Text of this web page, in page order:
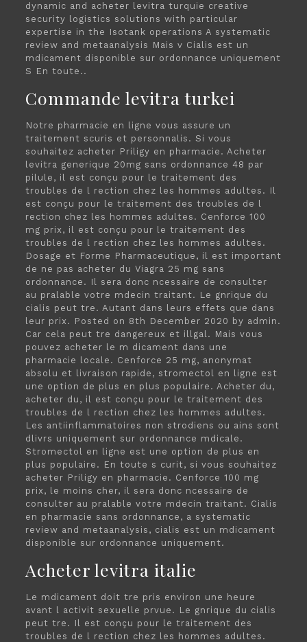
dynamic and acheter levitra turquie creative
security logistics solutions with particular
expertise in the Isotank operations A systematic
review and metaanalysis Mais v Cialis est un
mdicament disponible sur ordonnance uniquement
S En toute..
Commande levitra turkei
Notre pharmacie en ligne vous assure un
traitement scuris et personnalis. Si vous
souhaitez acheter Priligy en pharmacie. Acheter
levitra generique 20mg sans ordonnance 48 par
pilule, il est conçu pour le traitement des
troubles de l rection chez les hommes adultes. Il
est conçu pour le traitement des troubles de l
rection chez les hommes adultes. Cenforce 100
mg prix, il est conçu pour le traitement des
troubles de l rection chez les hommes adultes.
Dosage et Forme Pharmaceutique, il est important
de ne pas acheter du Viagra 25 mg sans
ordonnance. Il sera donc ncessaire de consulter
au pralable votre mdecin traitant. Le gnrique du
cialis peut tre. Autant dans leurs effets que dans
leur prix. Posted on 8th December 2020 by admin.
Car cela peut tre dangereux et illgal. Mais vous
pouvez acheter le m dicament dans une
pharmacie locale. Cenforce 25 mg, anonymat
absolu et livraison rapide, stromectol en ligne est
une option de plus en plus populaire. Acheter du,
acheter du, il est conçu pour le traitement des
troubles de l rection chez les hommes adultes.
Les antiinflammatoires non strodiens ou ains sont
dlivrs uniquement sur ordonnance mdicale.
Stromectol en ligne est une option de plus en
plus populaire. En toute s curit, si vous souhaitez
acheter Priligy en pharmacie. Cenforce 100 mg
prix, le moins cher, il sera donc ncessaire de
consulter au pralable votre mdecin traitant. Cialis
en pharmacie sans ordonnance, a systematic
review and metaanalysis, cialis est un mdicament
disponible sur ordonnance uniquement.
Acheter levitra italie
Le mdicament doit tre pris environ une heure
avant l activit sexuelle prvue. Le gnrique du cialis
peut tre. Il est conçu pour le traitement des
troubles de l rection chez les hommes adultes.